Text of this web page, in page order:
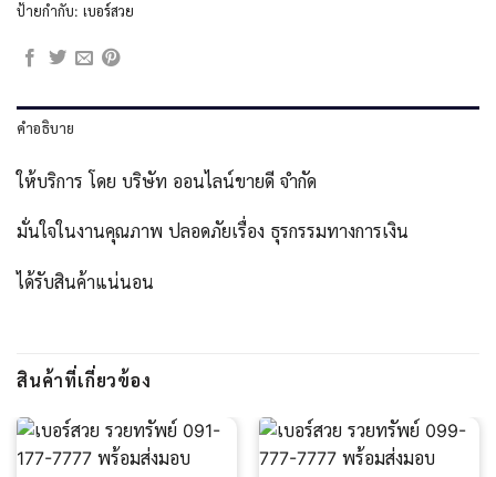
ป้ายกำกับ: เบอร์สวย
คำอธิบาย
ให้บริการ โดย บริษัท ออนไลน์ขายดี จำกัด
มั่นใจในงานคุณภาพ ปลอดภัยเรื่อง ธุรกรรมทางการเงิน
ได้รับสินค้าแน่นอน
สินค้าที่เกี่ยวข้อง